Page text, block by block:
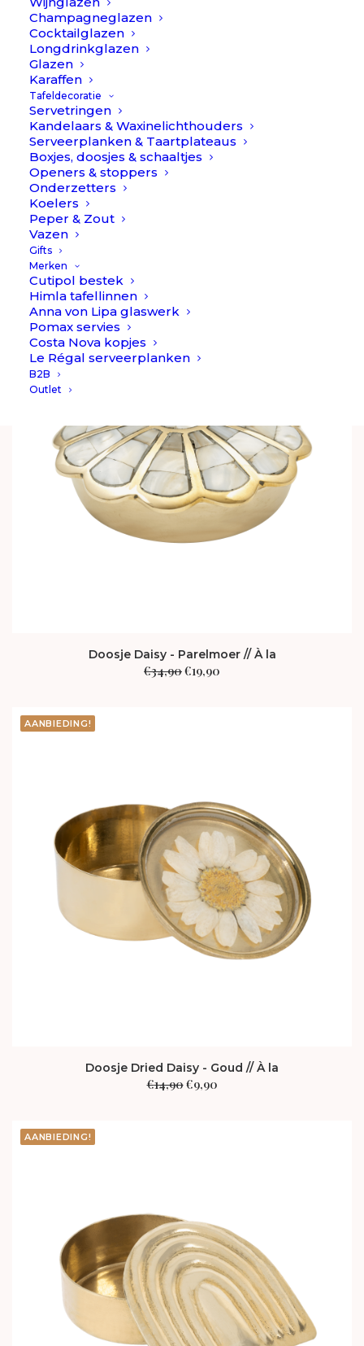
Champagneglazen
Cocktailglazen
Longdrinkglazen
Glazen
Karaffen
Tafeldecoratie
Servetringen
Kandelaars & Waxinelichthouders
Serveerplanken & Taartplateaus
Boxjes, doosjes & schaaltjes
Openers & stoppers
Onderzetters
Koelers
Peper & Zout
Vazen
Gifts
Merken
Cutipol bestek
Himla tafellinnen
Anna von Lipa glaswerk
Pomax servies
Costa Nova kopjes
Le Régal serveerplanken
B2B
Outlet
AANBIEDING!
Doosje Daisy - Parelmoer // À la
€34,90Oorspronkelijke
€19,90
AANBIEDING!
Doosje Dried Daisy - Goud // À la
€14,90Oorspronkelijke
€9,90Huidige
AANBIEDING!